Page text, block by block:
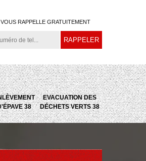
RAPPELLE GRATUITEMENT
38
EVACUATION DES
DÉCHETS VERTS 38